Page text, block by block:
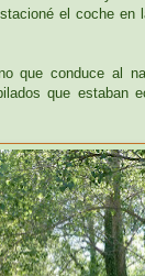
el coche en
que conduce al
que estaban